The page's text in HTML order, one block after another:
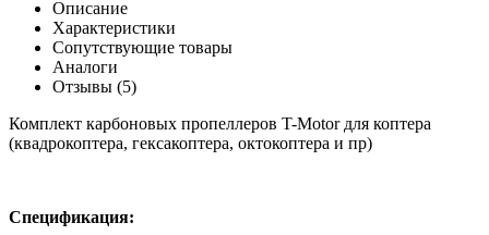
Описание
Характеристики
Сопутствующие товары
Аналоги
Отзывы (5)
Комплект карбоновых пропеллеров T-Motor для коптера
(квадрокоптера, гексакоптера, октокоптера и пр)
Спецификация: